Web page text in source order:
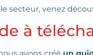
secteur, venez
à